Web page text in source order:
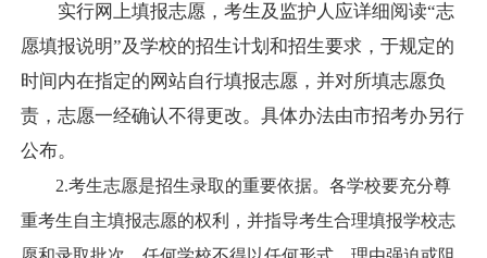
实行网上填报志愿，考生及监护人 应详细阅读“志
愿填报说明”及学校的招生计划和招生要求，于规定的
时间内在指定的网站自行填报志愿，并对所填志愿负
责，志愿一经确认不得更改。具体办法由市招考办另行
公布。
2.考生志愿是招生录取的重要依据。各学校要充分尊
重考生自主填报志愿的权利，并指导考生合理填报学校志